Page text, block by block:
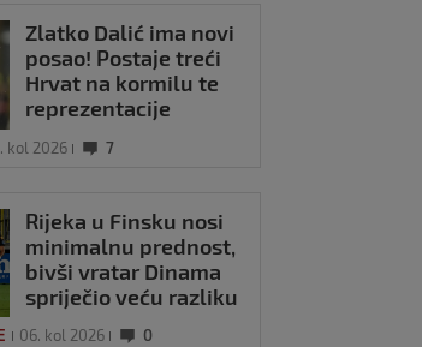
Zlatko Dalić ima novi
posao! Postaje treći
Hrvat na kormilu te
reprezentacije
kol 2026 7
Rijeka u Finsku nosi
minimalnu prednost,
bivši vratar Dinama
spriječio veću razliku
06. kol 2026 0